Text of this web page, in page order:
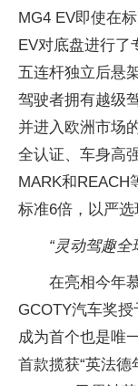
MG4 EV即使在
EV对底盘进行了
五连杆独立后悬
驾驶者拥有越级
并进入欧洲市场
全认证、车身高
MARK和REACH
标准6倍，以严选
“灵动驾趣全
在亮相今年
GCOTY汽车奖授
成为首个也是唯
首款揽获“英法德